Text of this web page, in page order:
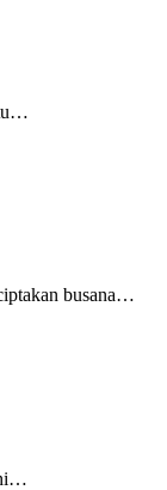
busana…